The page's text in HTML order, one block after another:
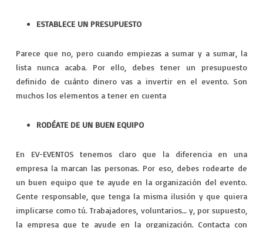
ESTABLECE UN PRESUPUESTO
Parece que no, pero cuando empiezas a sumar y a sumar, la
lista nunca acaba. Por ello, debes tener un presupuesto
definido de cuánto dinero vas a invertir en el evento. Son
muchos los elementos a tener en cuenta
RODÉATE DE UN BUEN EQUIPO
En EV-EVENTOS tenemos claro que la diferencia en una
empresa la marcan las personas. Por eso, debes rodearte de
un buen equipo que te ayude en la organización del evento.
Gente responsable, que tenga la misma ilusión y que quiera
implicarse como tú. Trabajadores, voluntarios… y, por supuesto,
la empresa que te ayude en la organización. Contacta con